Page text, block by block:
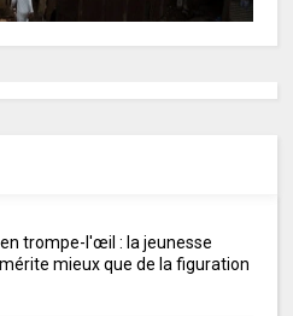
trompe-l'œil : la jeunesse
mieux que de la figuration